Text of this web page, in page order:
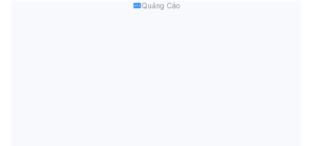
Quảng Cáo